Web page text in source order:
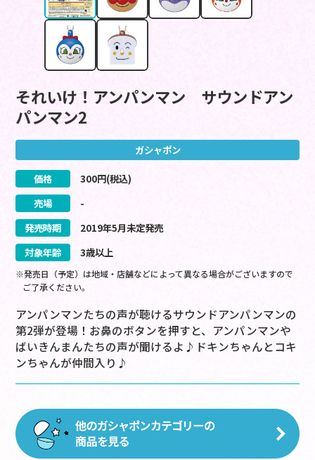
それいけ！アンパンマン サウンドアン
パンマン2
ガシャポン
価格 300円(税込)
売場
-
発売時期
2019年5月未定発売
対象年齢
3歳以上
※発売日（予定）は地域・店舗などによって異なる場合がございますので
ご了承ください。
アンパンマンたちの声が聴けるサウンドアンパンマンの
第2弾が登場！お鼻のボタンを押すと、アンパンマンや
ばいきんまんたちの声が聞けるよ♪ドキンちゃんとコキ
ンちゃんが仲間入り♪